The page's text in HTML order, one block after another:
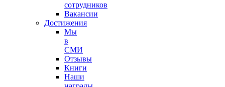
сотрудников
Вакансии
Достижения
Мы
в
СМИ
Отзывы
Книги
Наши